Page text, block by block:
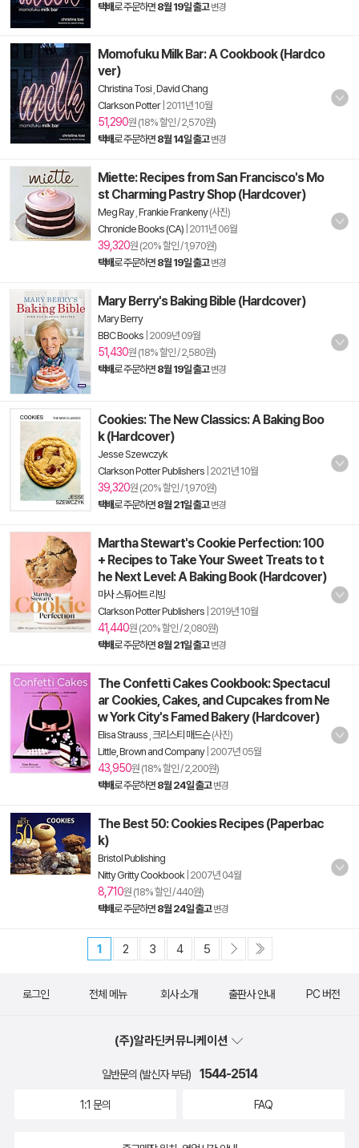
택배로 주문하면 8월 19일 출고 변경
Momofuku Milk Bar: A Cookbook (Hardco
ver)
Christina Tosi David Chang
Clarkson Potter| 2011년 10월
51,290원 (18% 할인 / 2,570원)
택배로 주문하면 8월 14일 출고 변경
Miette: Recipes from San Francisco's Mo
st Charming Pastry Shop (Hardcover)
Meg Ray, Frankie Frankeny(사진)
Chronicle Books (CA) 2011년 06월
39,320원 (20% 할인 / 1,970원)
택배로 주문하면 8월 19일 출고 변경
Mary Berry's Baking Bible (Hardcover)
Mary Berry
BBC Books 2009년 09월
51,430원 (18% 할인 / 2,580원)
택배로 주문하면 8월 19일 출고 변경
Cookies: The New Classics: A Baking Boo
k (Hardcover)
Jesse Szewczyk
Clarkson Potter Publishers 2021년 10월
39,320원 (20% 할인 / 1,970원)
택배로 주문하면 8월 21일 출고 변경
Martha Stewart's Cookie Perfection: 100
+ Recipes to Take Your Sweet Treats to t
he Next Level: A Baking Book (Hardcover)
마사 스튜어트 리빙
Clarkson Potter Publishers 2019년 10월
41,440원 (20% 할인 / 2,080원)
택배로 주문하면 8월 21일 출고 변경
The Confetti Cakes Cookbook: Spectacul
ar Cookies, Cakes, and Cupcakes from Ne
w York City's Famed Bakery (Hardcover)
Elisa Strauss 크리스티 매드슨(사진)
Little, Brown and Company| 2007년 05월
43,950원 (18% 할인 / 2,200원)
택배로 주문하면 8월 24일 출고 변경
The Best 50: Cookies Recipes (Paperbac
k)
Bristol Publishing
Nitty Gritty Cookbook 2007년 04월
8,710원 (18% 할인 / 440원)
택배로 주문하면 8월 24일 출고 변경
1 2 3 4 5
로그인 전체 메뉴 회사 소개 출판사 안내 PC 버전
(주)알라딘커뮤니케이션
일반문의 (발신자 부담) 1544-2514
1:1 문의 FAQ